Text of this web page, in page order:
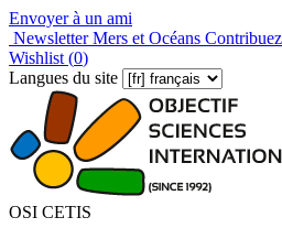
Envoyer à un ami
Newsletter Mers et Océans
Wishlist (0)
Langues du site
OSI CETIS